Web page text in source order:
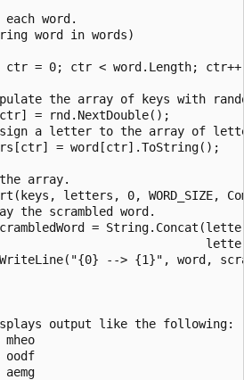
each word.
word in words)
ctr = 0; ctr < word.Length;
the array of keys with
= rnd.NextDouble();
a letter to the array of
= word[ctr].ToString();
array.
letters, 0,
the scrambled word.
=
--> {1}", word,
output like the following: